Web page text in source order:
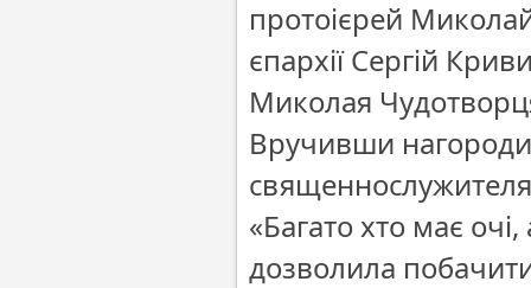
протоієрей
єпархії Сергій
Миколая
Вручивши
«Багато хто має
дозволила